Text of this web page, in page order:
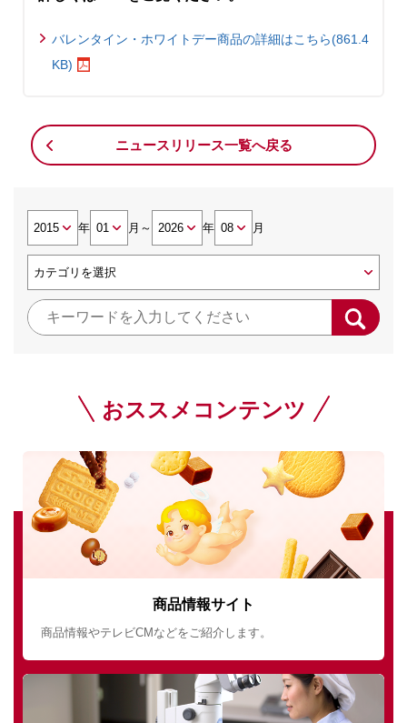
バレンタイン・ホワイトデー商品の詳細はこちら(861.4
KB)
ニュースリリース一覧へ戻る
年 月 ～ 年 月
おススメコンテンツ
商品情報サイト
商品情報やテレビCMなどをご紹介します。